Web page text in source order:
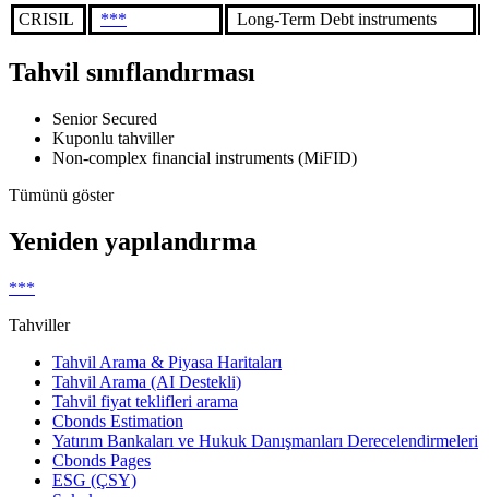
CRISIL *** Long-Term Debt instruments
Tahvil sınıflandırması
Senior Secured
Kuponlu tahviller
Non-complex financial instruments (MiFID)
Tümünü göster
Yeniden yapılandırma
***
Tahviller
Tahvil Arama & Piyasa Haritaları
Tahvil Arama (AI Destekli)
Tahvil fiyat teklifleri arama
Cbonds Estimation
Yatırım Bankaları ve Hukuk Danışmanları Derecelendirmeleri
Cbonds Pages
ESG (ÇSY)